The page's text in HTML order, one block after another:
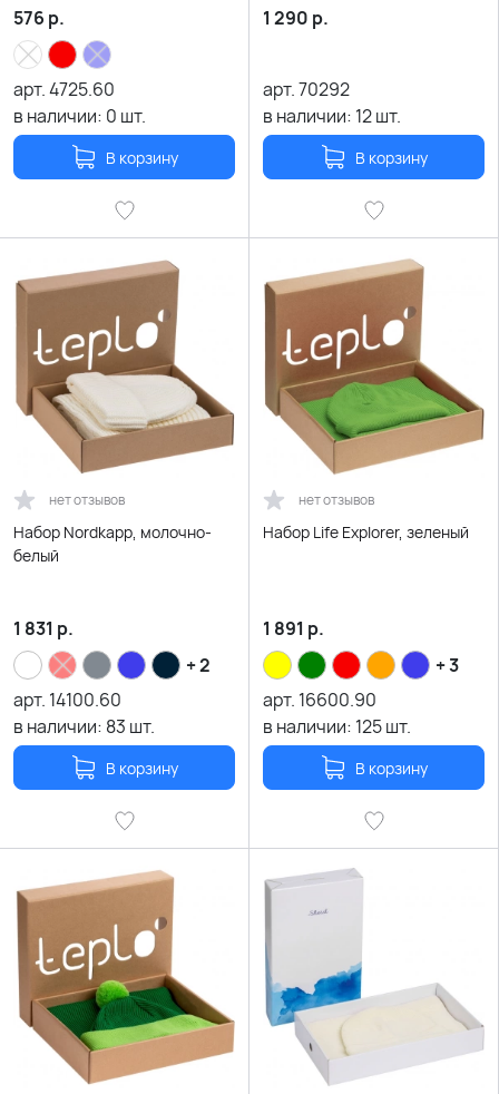
576 р.
арт.4725.60
в наличии: 0 шт.
В корзину
1 290 р.
арт.70292
в наличии: 12шт.
В корзину
нет отзывов
Набор Nordkapp, молочно-
белый
1 831 р.
+ 2
арт. 14100.60
в наличии: 83 шт.
В корзину
нет отзывов
Набор Life Explorer, зеленый
1 891 р.
+ 3
арт. 16600.90
в наличии: 125шт.
В корзину